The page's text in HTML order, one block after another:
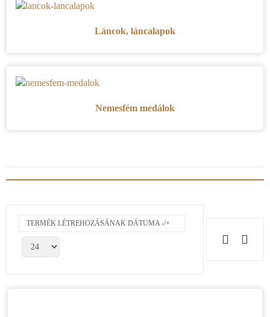
Láncok, láncalapok
Nemesfém medálok
TERMÉK LÉTREHOZÁSÁNAK DÁTUMA -/+